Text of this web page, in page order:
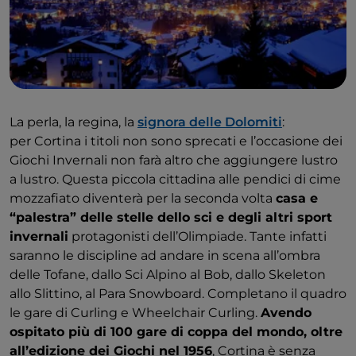
La perla, la regina, la signora delle Dolomiti:
per Cortina i titoli non sono sprecati e l’occasione dei
Giochi Invernali non farà altro che aggiungere lustro
a lustro. Questa piccola cittadina alle pendici di cime
mozzafiato diventerà per la seconda volta casa e
“palestra” delle stelle dello sci e degli altri sport
invernali protagonisti dell’Olimpiade. Tante infatti
saranno le discipline ad andare in scena all’ombra
delle Tofane, dallo Sci Alpino al Bob, dallo Skeleton
allo Slittino, al Para Snowboard. Completano il quadro
le gare di Curling e Wheelchair Curling. Avendo
ospitato più di 100 gare di coppa del mondo, oltre
all’edizione dei Giochi nel 1956, Cortina è senza